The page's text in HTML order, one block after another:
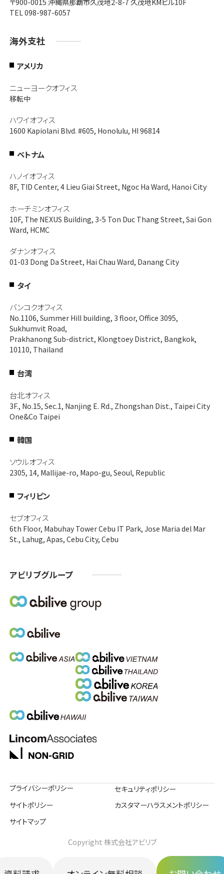
TEL 098-987-6057
海外支社
アメリカ
ニューヨークオフィス
移転中
ハワイオフィス
1600 Kapiolani Blvd. #605, Honolulu, HI 96814
ベトナム
ハノイオフィス
8F, TID Center, 4 Lieu Giai Street, Ngoc Ha Ward, Hanoi City
ホーチミンオフィス
10F, The NEXUS Building, 3-5 Ton Duc Thang Street, Sai Gon
Ward, HCMC
ダナンオフィス
01-03 Dong Da Street, Hai Chau Ward, Danang City
タイ
バンコクオフィス
No.1106, Summer Hill building, 3 floor, Office 3095,
Sukhumvit Road,
Prakhanong Sub-district, Klongtoey District, Bangkok,
10110, Thailand
台湾
台北オフィス
3F., No.15, Sec.1, Nanjing E. Rd., Zhongshan Dist., Taipei City
One&Co Taipei
韓国
ソウルオフィス
2305, 14, Mallijae-ro, Mapo-gu, Seoul, Republic
フィリピン
セブオフィス
6th Floor, Mabuhay Tower Cebu IT Park, Jose Maria del Mar
St., Lahug, Apas, Cebu City, Cebu
アビリブグループ
プライバシーポリシー
セキュリティポリシー
サイトポリシー
カスタマーハラスメントポリシー
サイトマップ
Copyright 株式会社アビリブ